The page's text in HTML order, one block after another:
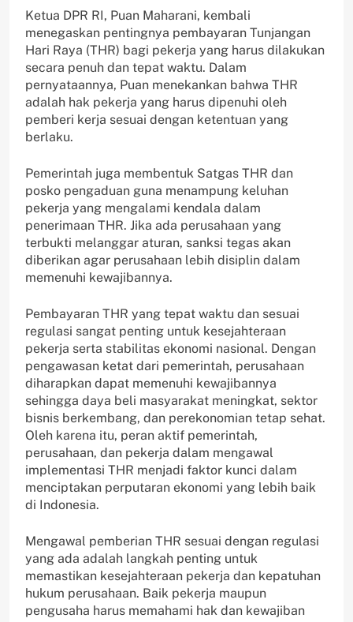
Ketua DPR RI, Puan Maharani, kembali
menegaskan pentingnya pembayaran Tunjangan
Hari Raya (THR) bagi pekerja yang harus dilakukan
secara penuh dan tepat waktu. Dalam
pernyataannya, Puan menekankan bahwa THR
adalah hak pekerja yang harus dipenuhi oleh
pemberi kerja sesuai dengan ketentuan yang
berlaku.
Pemerintah juga membentuk Satgas THR dan
posko pengaduan guna menampung keluhan
pekerja yang mengalami kendala dalam
penerimaan THR. Jika ada perusahaan yang
terbukti melanggar aturan, sanksi tegas akan
diberikan agar perusahaan lebih disiplin dalam
memenuhi kewajibannya.
Pembayaran THR yang tepat waktu dan sesuai
regulasi sangat penting untuk kesejahteraan
pekerja serta stabilitas ekonomi nasional. Dengan
pengawasan ketat dari pemerintah, perusahaan
diharapkan dapat memenuhi kewajibannya
sehingga daya beli masyarakat meningkat, sektor
bisnis berkembang, dan perekonomian tetap sehat.
Oleh karena itu, peran aktif pemerintah,
perusahaan, dan pekerja dalam mengawal
implementasi THR menjadi faktor kunci dalam
menciptakan perputaran ekonomi yang lebih baik
di Indonesia.
Mengawal pemberian THR sesuai dengan regulasi
yang ada adalah langkah penting untuk
memastikan kesejahteraan pekerja dan kepatuhan
hukum perusahaan. Baik pekerja maupun
pengusaha harus memahami hak dan kewajiban